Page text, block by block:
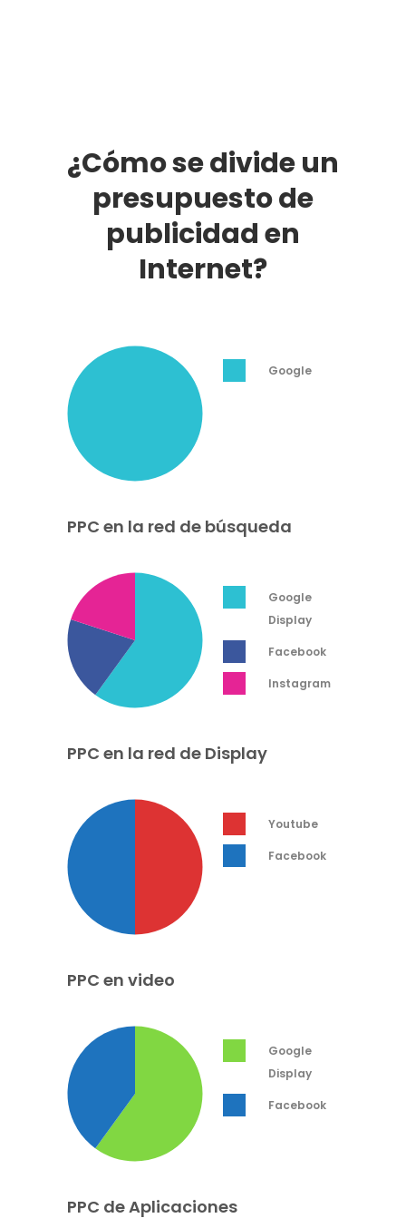
¿Cómo se divide un
presupuesto de
publicidad en
Internet?
Google
PPC en la red de búsqueda
Google
Display
Facebook
Instagram
PPC en la red de Display
Youtube
Facebook
PPC en video
Google
Display
Facebook
PPC de Aplicaciones